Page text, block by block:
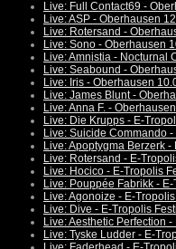
Live: Full Contact69 -
Live: ASP - Oberhausen
Live: Rotersand -
Live: Sono - Oberhausen
Live: Amnistia - Nocturnal
Live: Seabound -
Live: Iris - Oberhausen
Live: James Blunt -
Live: Anna F. -
Live: Die Krupps - E-
Live: Suicide Commando
Live: Apoptygma Berzerk
Live: Rotersand - E-
Live: Hocico - E-Tropolis
Live: Pouppée Fabrikk -
Live: Agonoize - E-
Live: Dive - E-Tropolis
Live: Aesthetic Perfection
Live: Tyske Ludder - E-